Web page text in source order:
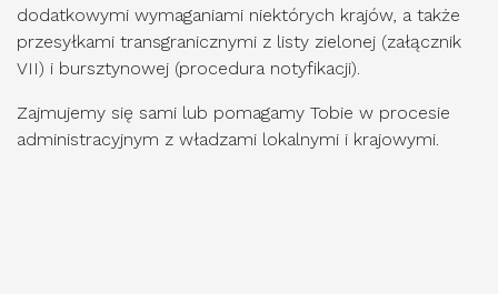
dodatkowymi wymaganiami niektórych krajów, a także
przesyłkami transgranicznymi z listy zielonej (załącznik
VII) i bursztynowej (procedura notyfikacji).
Zajmujemy się sami lub pomagamy Tobie w procesie
administracyjnym z władzami lokalnymi i krajowymi.